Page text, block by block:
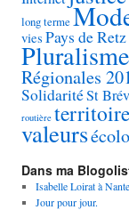
long terme
vies Pays de Retz
Pluralisme
Régionales
SolidaritéSt
routière
valeurs
Dans ma
Isabelle Loirat à
Jour pour jour.